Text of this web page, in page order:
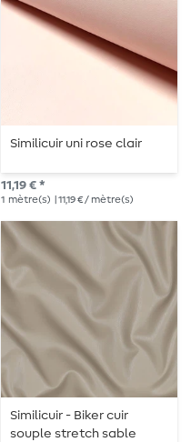
Similicuir uni rose clair
11,19 € *
1 mètre(s) | 11,19 € / mètre(s)
Similicuir - Biker cuir
souple stretch sable